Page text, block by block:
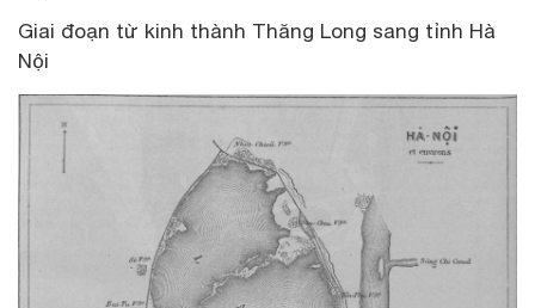
Giai đoạn từ kinh thành Thăng Long sang tỉnh Hà
Nội